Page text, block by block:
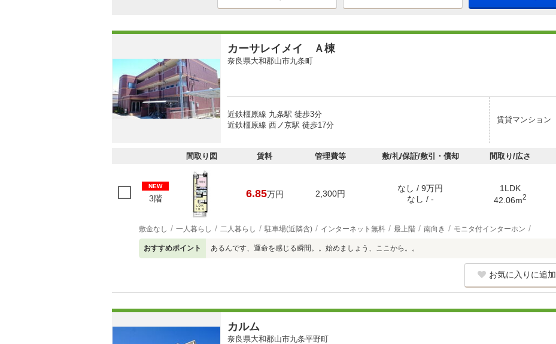
カーサレイメイ Ａ棟
奈良県大和郡山市九条町
近鉄橿原線 九条駅 徒歩3分
近鉄橿原線 西ノ京駅 徒歩17分
賃貸マンション
間取り図 賃料 管理費等 敷/礼/保証/敷引・償却 間取り/広さ
NEW
3階 6.85万円 2,300円
なし / 9万円
なし / -
1LDK
42.06m2
敷金なし 一人暮らし 二人暮らし 駐車場(近隣含) インターネット無料 最上階 南向き モニタ付インターホン
おすすめポイント あるんです、運命を感じる瞬間。。始めましょう、ここから。。
お気に入りに追加
カルム
奈良県大和郡山市九条平野町